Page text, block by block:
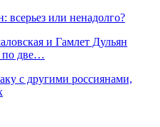
всерьез или ненадолго?
и Гамлет Дульян
по две…
с другими россиянами,